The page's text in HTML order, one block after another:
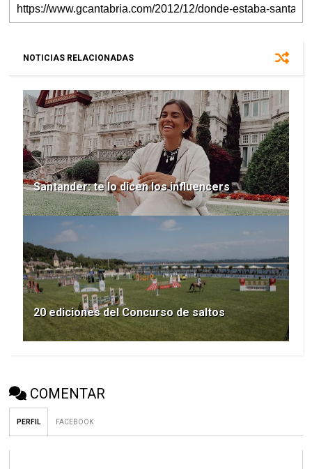
NOTICIAS RELACIONADAS
Santander: te lo dicen los influencers
20 ediciones del Concurso de saltos
COMENTAR
PERFIL FACEBOOK